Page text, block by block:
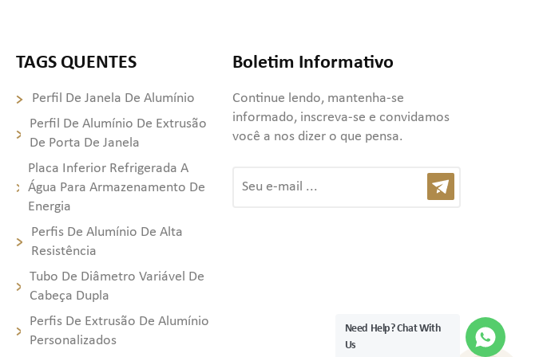
TAGS QUENTES
Perfil De Janela De Alumínio
Perfil De Alumínio De Extrusão
De Porta De Janela
Placa Inferior Refrigerada A
Água Para Armazenamento De
Energia
Perfis De Alumínio De Alta
Resistência
Tubo De Diâmetro Variável De
Cabeça Dupla
Perfis De Extrusão De Alumínio
Personalizados
Boletim Informativo
Continue lendo, mantenha-se
informado, inscreva-se e convidamos
você a nos dizer o que pensa.
Need Help? Chat With
Us